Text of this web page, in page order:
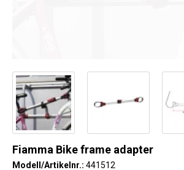
Restförsäljning
Fiamma Bike frame adapter
Modell/Artikelnr.: 441512